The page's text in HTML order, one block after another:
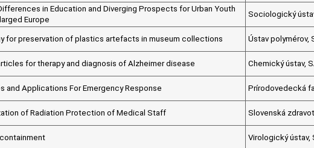
in Education and Diverging Prospects for Urban Youth
Europe
Sociologický
for preservation of plastics artefacts in museum collections Ústav polymérov,
for therapy and diagnosis of Alzheimer disease Chemický ústav,
and Applications For Emergency Response Prírodovedecká
of Radiation Protection of Medical Staff Slovenská
Virologický ústav,